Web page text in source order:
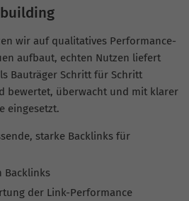
wir auf qualitatives Performance-
aufbaut, echten Nutzen liefert
Bauträger Schritt für Schritt
bewertet, überwacht und mit klarer
eingesetzt.
starke Backlinks für
Backlinks
der Link-Performance